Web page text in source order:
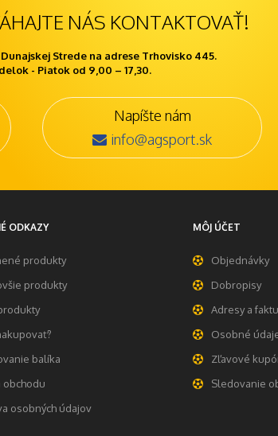
NÁS KONTAKTOVAŤ!
Strede na adrese Trhovisko 445.
- Piatok od 9,00 – 17,30.
Napíšte nám
info@agsport.sk
ODKAZY
produkty
produkty
balíka
obchodu
osobných údajov
MÔJ ÚČET
Objednávky
Dobropisy
Adresy a
Osobné
Zľavové
Sledovanie